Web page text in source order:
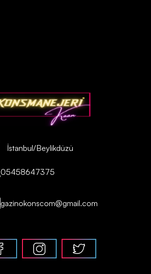
İstanbul/Beylikdüzü
05458647375
gazinokonscom@gmail.com